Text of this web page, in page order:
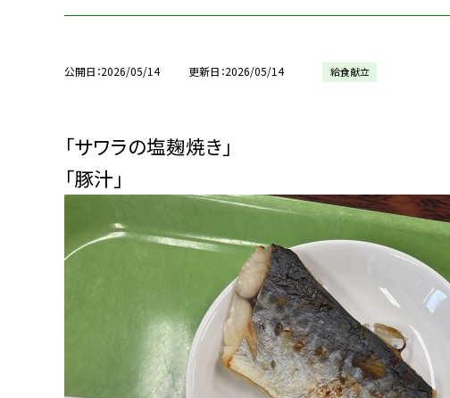
公開日 2026/05/14 更新日 2026/05/14 給食献立
「サワラの塩麹焼き」
「豚汁」